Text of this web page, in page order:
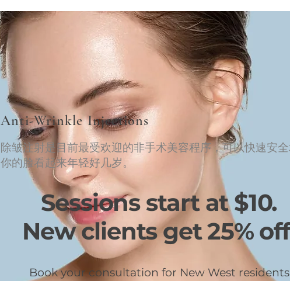
Anti-Wrinkle Injections
除皱注射是目前最受欢迎的非手术美容程序，可以快速安
你的脸看起来年轻好几岁。
Sessions start at $10.
New clients get 25%
Book your consultation for New West residents